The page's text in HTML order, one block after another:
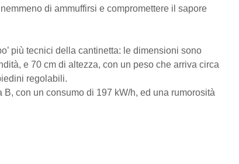
di ammuffirsi e compromettere il sapore
più tecnici della cantinetta: le dimensioni sono
e 70 cm di altezza, con un peso che arriva circa
regolabili.
con un consumo di 197 kW/h, ed una rumorosità